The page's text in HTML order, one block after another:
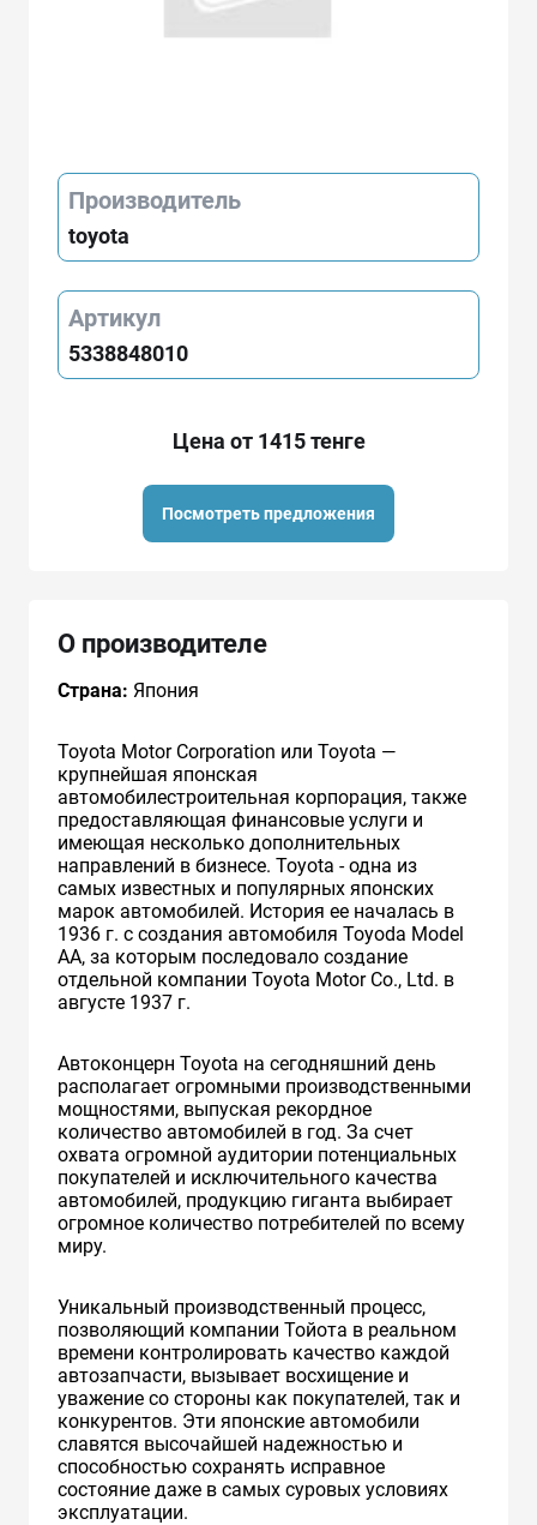
Производитель
toyota
Артикул
5338848010
Цена от 1415 тенге
Посмотреть предложения
О производителе
Страна: Япония
Toyota Motor Corporation или Toyota —
крупнейшая японская
автомобилестроительная корпорация, также
предоставляющая финансовые услуги и
имеющая несколько дополнительных
направлений в бизнесе. Toyota - одна из
самых известных и популярных японских
марок автомобилей. История ее началась в
1936 г. с создания автомобиля Toyoda Model
AA, за которым последовало создание
отдельной компании Toyota Motor Co., Ltd. в
августе 1937 г.
Автоконцерн Toyota на сегодняшний день
располагает огромными производственными
мощностями, выпуская рекордное
количество автомобилей в год. За счет
охвата огромной аудитории потенциальных
покупателей и исключительного качества
автомобилей, продукцию гиганта выбирает
огромное количество потребителей по всему
миру.
Уникальный производственный процесс,
позволяющий компании Тойота в реальном
времени контролировать качество каждой
автозапчасти, вызывает восхищение и
уважение со стороны как покупателей, так и
конкурентов. Эти японские автомобили
славятся высочайшей надежностью и
способностью сохранять исправное
состояние даже в самых суровых условиях
эксплуатации.